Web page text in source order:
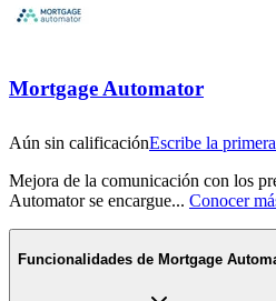
Mortgage Automator
Aún sin calificaciónEscribe la
Mejora de la comunicación con los
Automator se encargue... Conocer
Funcionalidades de Mortgage